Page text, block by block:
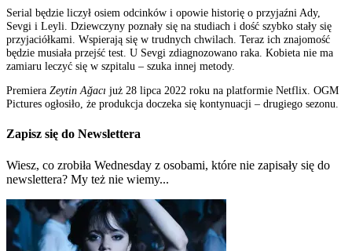
Serial będzie liczył osiem odcinków i opowie historię o przyjaźni Ady,
Sevgi i Leyli. Dziewczyny poznały się na studiach i dość szybko stały się
przyjaciółkami. Wspierają się w trudnych chwilach. Teraz ich znajomość
będzie musiała przejść test. U Sevgi zdiagnozowano raka. Kobieta nie ma
zamiaru leczyć się w szpitalu – szuka innej metody.
Premiera Zeytin Ağacı już 28 lipca 2022 roku na platformie Netflix. OGM
Pictures ogłosiło, że produkcja doczeka się kontynuacji – drugiego sezonu.
Zapisz się do Newslettera
Wiesz, co zrobiła Wednesday z osobami, które nie zapisały się do
newslettera? My też nie wiemy...